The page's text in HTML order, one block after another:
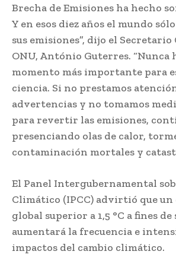
Brecha de Emisiones ha hecho
Y en esos diez años el mundo
sus emisiones”, dijo el Secretario
ONU, António Guterres. “Nunca
momento más importante para
ciencia. Si no prestamos
advertencias y no tomamos
para revertir las emisiones,
presenciando olas de calor,
contaminación mortales y
El Panel Intergubernamental
Climático (IPCC) advirtió que
global superior a 1,5 °C a fines de
aumentará la frecuencia e
impactos del cambio climático.